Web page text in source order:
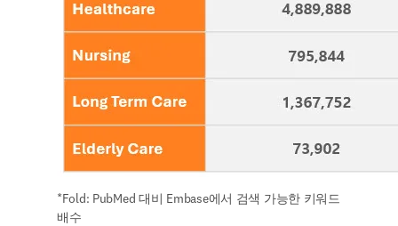
*Fold: PubMed 대비 Embase에서 검색 가능한 키워드
배수